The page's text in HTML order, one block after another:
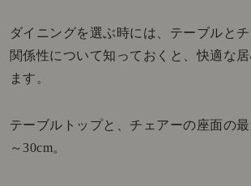
ダイニングを選ぶ時には、テーブルと
関係性について知っておくと、快適な
ます。
テーブルトップと、チェアーの座面の
～30cm。